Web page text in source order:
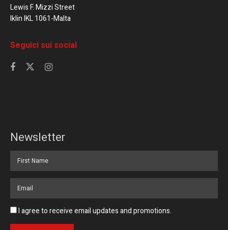
Lewis F. Mizzi Street
Iklin IKL 1061-Malta
Seguici sui social
Newsletter
I agree to receive email updates and promotions.